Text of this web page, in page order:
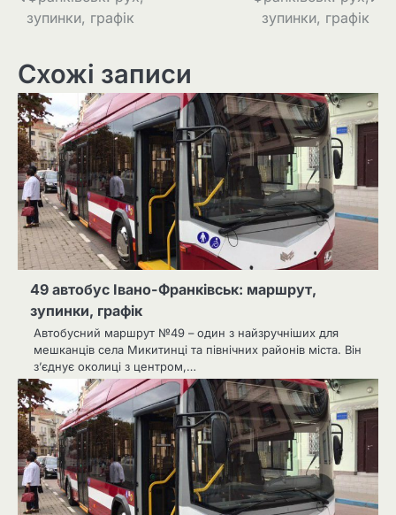
записів
зупинки, графік
зупинки, графік
Схожі записи
49 автобус Івано-Франківськ: маршрут,
зупинки, графік
Автобусний маршрут №49 – один з найзручніших для
мешканців села Микитинці та північних районів міста. Він
з’єднує околиці з центром,…